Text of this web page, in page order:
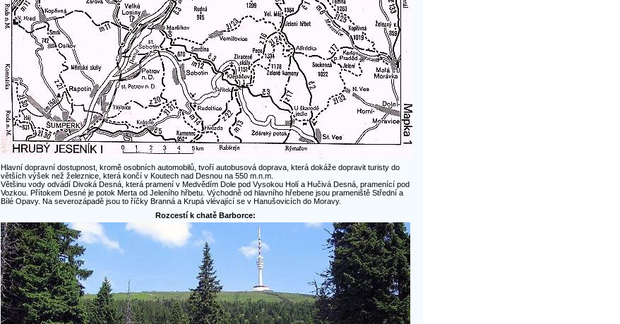
Hlavní dopravní dostupnost, kromě osobních automobilů, tvoří autobusová doprava, která dokáže dopravit turisty do
větších výšek než železnice, která končí v Koutech nad Desnou na 550 m.n.m.
Většinu vody odvádí Divoká Desná, která pramení v Medvědím Dole pod Vysokou Holí a Hučivá Desná, pramenící pod
Vozkou. Přítokem Desné je potok Merta od Jeleního hřbetu. Východně od hlavního hřebene jsou prameniště Střední a
Bílé Opavy. Na severozápadě jsou to říčky Branná a Krupá vlévající se v Hanušovicích do Moravy.
Rozcestí k chatě Barborce: